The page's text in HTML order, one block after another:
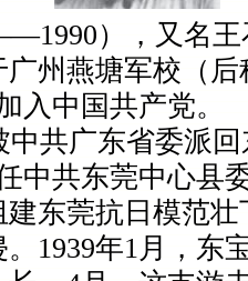
），又名王
广州燕塘军校（
入中国共产党。
共广东省委派回
中共东莞中心县
东莞抗日模范
1939年1月，东